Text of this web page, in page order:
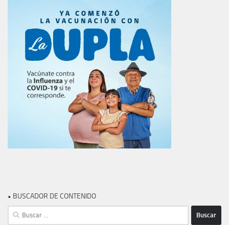
• BUSCADOR DE CONTENIDO
Buscar: